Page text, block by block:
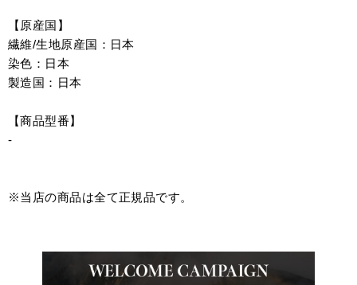
【原産国】
繊維/生地原産国：日本
染色：日本
製造国：日本
【商品型番】
-
※当店の商品は全て正規品です。